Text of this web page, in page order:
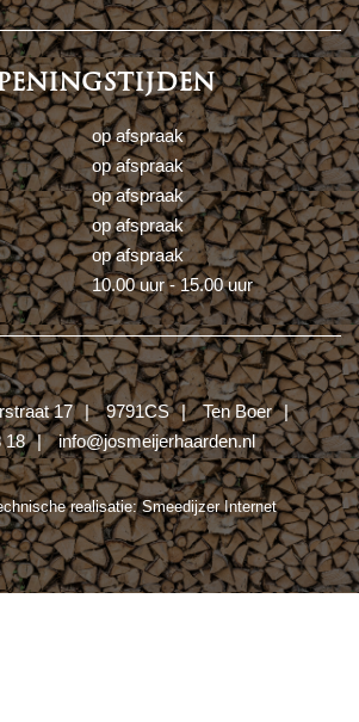
op afspraak
op afspraak
op afspraak
op afspraak
op afspraak
10.00 uur - 15.00 uur
17 9791CS
Ten Boer
18
info@josmeijerhaarden.nl
realisatie:Smeedijzer Internet